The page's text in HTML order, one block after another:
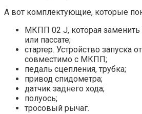
А вот комплектующие, которые
МКПП 02 J, которая заменить
или пассате;
стартер. Устройство запуска
совместимо с МКПП;
педаль сцепления, трубка;
привод спидометра;
датчик заднего хода;
полуось;
тросовый рычаг.